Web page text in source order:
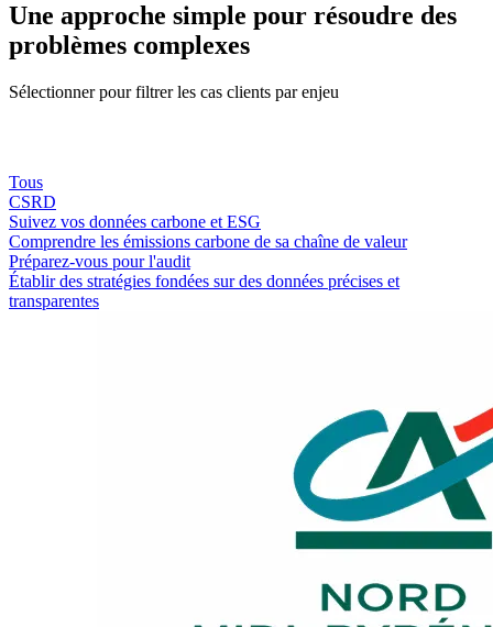
Une approche simple pour résoudre des
problèmes complexes
Sélectionner pour filtrer les cas clients par enjeu
Tous
CSRD
Suivez vos données carbone et ESG
Comprendre les émissions carbone de sa chaîne de valeur
Préparez-vous pour l'audit
Établir des stratégies fondées sur des données précises et
transparentes